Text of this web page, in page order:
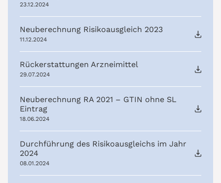
23.12.2024
Neuberechnung Risikoausgleich 2023
11.12.2024
Rückerstattungen Arzneimittel
29.07.2024
Neuberechnung RA 2021 – GTIN ohne SL
Eintrag
18.06.2024
Durchführung des Risikoausgleichs im Jahr
2024
08.01.2024